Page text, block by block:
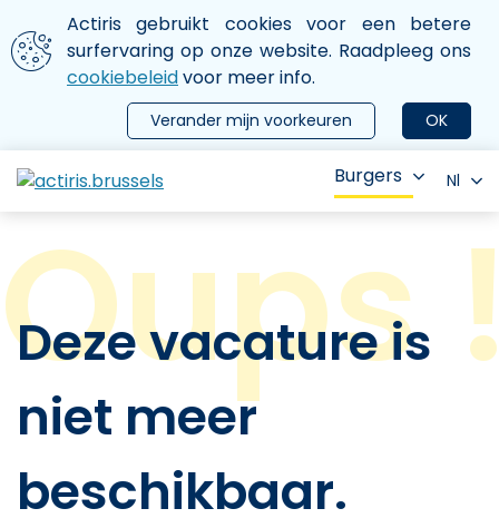
Aller au contenu principal
We gebruiken cookies
Actiris gebruikt cookies voor een betere
surfervaring op onze website. Raadpleeg ons
cookiebeleidvoor meer info.
OK
Verander mijn voorkeuren
le menu
Burgers Nl
Deze vacature is
niet meer
beschikbaar.